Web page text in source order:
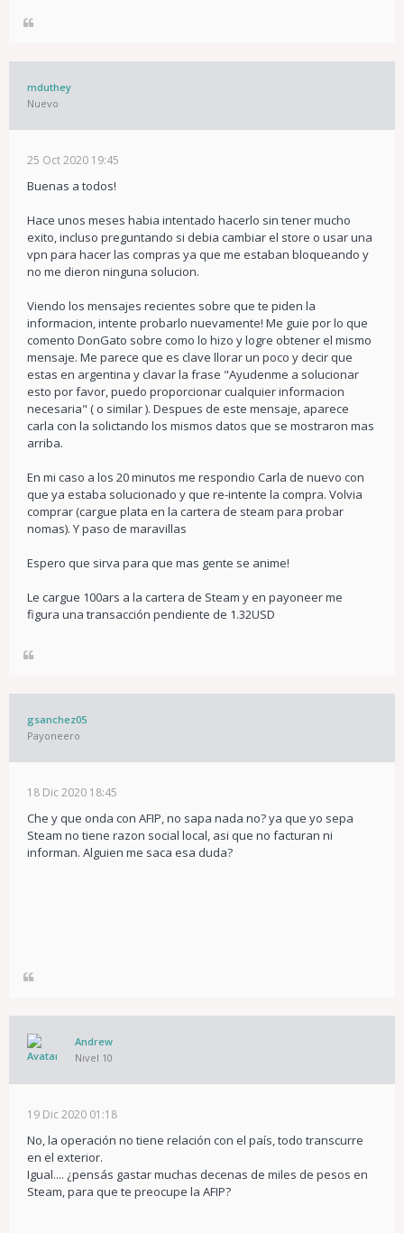
mduthey
Nuevo
25 Oct 2020 19:45
Buenas a todos!
Hace unos meses habia intentado hacerlo sin tener mucho
exito, incluso preguntando si debia cambiar el store o usar una
vpn para hacer las compras ya que me estaban bloqueando y
no me dieron ninguna solucion.
Viendo los mensajes recientes sobre que te piden la
informacion, intente probarlo nuevamente! Me guie por lo que
comento DonGato sobre como lo hizo y logre obtener el mismo
mensaje. Me parece que es clave llorar un poco y decir que
estas en argentina y clavar la frase "Ayudenme a solucionar
esto por favor, puedo proporcionar cualquier informacion
necesaria" ( o similar ). Despues de este mensaje, aparece
carla con la solictando los mismos datos que se mostraron mas
arriba.
En mi caso a los 20 minutos me respondio Carla de nuevo con
que ya estaba solucionado y que re-intente la compra. Volvia
comprar (cargue plata en la cartera de steam para probar
nomas). Y paso de maravillas
Espero que sirva para que mas gente se anime!
Le cargue 100ars a la cartera de Steam y en payoneer me
figura una transacción pendiente de 1.32USD
gsanchez05
Payoneero
18 Dic 2020 18:45
Che y que onda con AFIP, no sapa nada no? ya que yo sepa
Steam no tiene razon social local, asi que no facturan ni
informan. Alguien me saca esa duda?
Andrew
Nivel 10
19 Dic 2020 01:18
No, la operación no tiene relación con el país, todo transcurre
en el exterior.
Igual.... ¿pensás gastar muchas decenas de miles de pesos en
Steam, para que te preocupe la AFIP?